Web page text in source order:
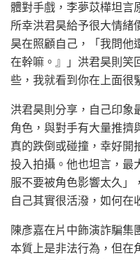
體對手戲，李夢苡樺坦言
所幸洪君昊給予很大情緒
昊在照顧自己，「我問他
在幹嘛。』」洪君昊則笑
些，我就看到你在上面很
洪君昊則分享，自己印象
角色，與對手有大量推擠
真的跌倒或碰撞，幸好開
投入拍攝。他也坦言，最
服不要被角色影響太久」
自己其實很活潑，如何在
陳彥嘉在片中飾演詐騙集
本質上是非法行為，但在